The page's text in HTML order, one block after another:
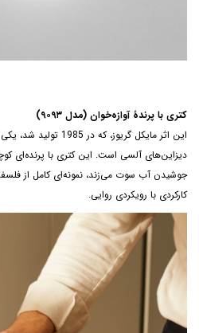
کتری با پرندۀ آوازه‌خوان (مدل ۹۰۹۳)
این اثر مایکل گریوز،
دیزاین‌های آلسی است. این کتری با پرنده‌ای
جوشیدن آب سوت می‌زند، نمونه‌ای کامل از
کارکردی با رویکردی روایی.